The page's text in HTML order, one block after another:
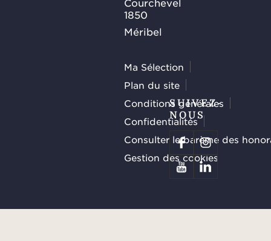
1850
Méribel
Ma Sélection
Plan du site
Conditions générales
Confidentialités
Consulter le barème des
Gestion des cookies
SUIVEZ-
NOUS